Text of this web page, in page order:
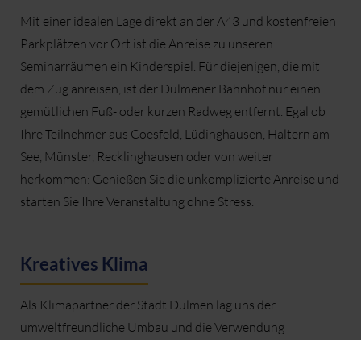
Mit einer idealen Lage direkt an der A43 und kostenfreien
Parkplätzen vor Ort ist die Anreise zu unseren
Seminarräumen ein Kinderspiel. Für diejenigen, die mit
dem Zug anreisen, ist der Dülmener Bahnhof nur einen
gemütlichen Fuß- oder kurzen Radweg entfernt. Egal ob
Ihre Teilnehmer aus Coesfeld, Lüdinghausen, Haltern am
See, Münster, Recklinghausen oder von weiter
herkommen: Genießen Sie die unkomplizierte Anreise und
starten Sie Ihre Veranstaltung ohne Stress.
Kreatives Klima
Als Klimapartner der Stadt Dülmen lag uns der
umweltfreundliche Umbau und die Verwendung